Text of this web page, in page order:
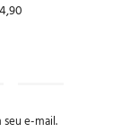
,90
seu e-mail.